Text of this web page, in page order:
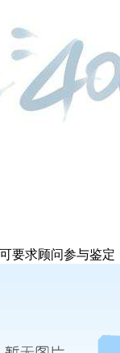
要求顾问参与鉴定